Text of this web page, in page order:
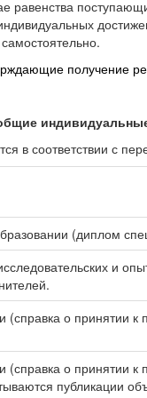
равенства
получение
в соответствии с
(диплом
и
о принятии
о принятии
публикации